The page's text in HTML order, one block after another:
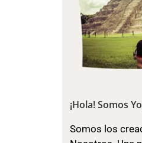
¡Hola! Somos
Somos los